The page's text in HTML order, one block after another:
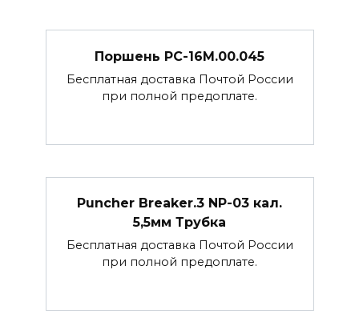
Поршень РС-16М.00.045
Бесплатная доставка Почтой России
при полной предоплате.
Puncher Breaker.3 NP-03 кал.
5,5мм Трубка
Бесплатная доставка Почтой России
при полной предоплате.